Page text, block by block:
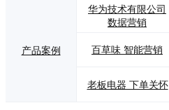
产品案例
华为技术有限公司
数据营销
百草味 智能营销
老板电器 下单关怀